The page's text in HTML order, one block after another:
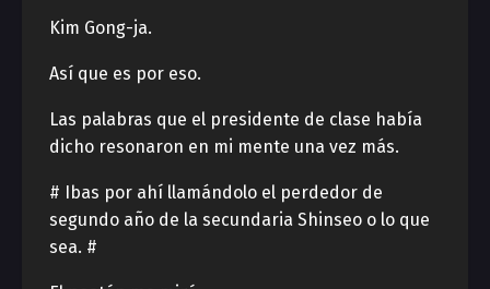
Kim Gong-ja.
Así que es por eso.
Las palabras que el presidente de clase había
dicho resonaron en mi mente una vez más.
# Ibas por ahí llamándolo el perdedor de
segundo año de la secundaria Shinseo o lo que
sea. #